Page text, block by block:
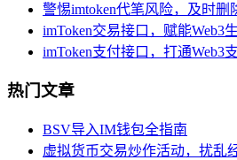
警惕imtoken代笔风险，及时删
imToken交易接口，赋能Web3
imToken支付接口，打通Web3
热门文章
BSV导入IM钱包全指南
虚拟货币交易炒作活动，扰乱